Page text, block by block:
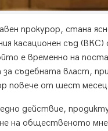
прокурор, стана
касационен съд (ВКС)
е временно на
за съдебната власт,
повече от шест
действие,
на общественото